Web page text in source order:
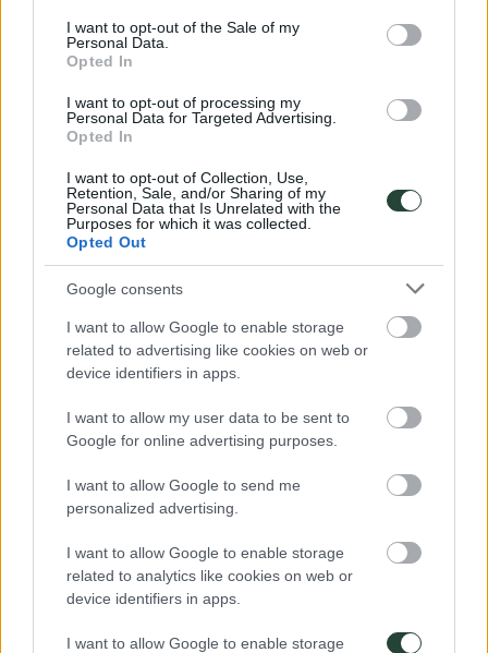
consent section.
I want to opt-out of the Sale of my
Personal Data.
Opted In
I want to opt-out of processing my
Personal Data for Targeted Advertising.
Opted In
I want to opt-out of Collection, Use,
Retention, Sale, and/or Sharing of my
Personal Data that Is Unrelated with the
Purposes for which it was collected.
Opted Out
Google consents
I want to allow Google to enable storage
related to advertising like cookies on web or
device identifiers in apps.
I want to allow my user data to be sent to
Google for online advertising purposes.
I want to allow Google to send me
personalized advertising.
I want to allow Google to enable storage
related to analytics like cookies on web or
device identifiers in apps.
I want to allow Google to enable storage
Paseando por ruinas romanas, e incluso
griegas
Alrededor de una hora en coche al norte de Amman, las
extensas ruinas de Jerash son el sitio romano más grande
antiguas diseminadas por todo el país, incluido el Teatro
Romano y la Ciudadela de Ammán. En Umm Qais, también
puede recorrer las ruinas de la ciudad griega de Decápolis
de Gadara, que domina el mar de Galilea en la actual Israel
de al lado. En un día despejado, incluso se puede ver las
Puede que te sorprenda descubrir que Jordania no es todo
desiertos arenosos y cordilleras rocosas. De hecho, alberga
Reserva de la Bioesfera Mujib, puedes caminar a través de
Wadi Mujib, un impresionante cañón a través del cual un río
desemboca en el Mar Muerto a 420 metros bajo el nivel del
mar ¡Alucinante! En Reserva de la Bioesfera Dana, el más
grande de Jordania, abarca las cuatro zonas biogeográficas
que se encuentran en Jordania.